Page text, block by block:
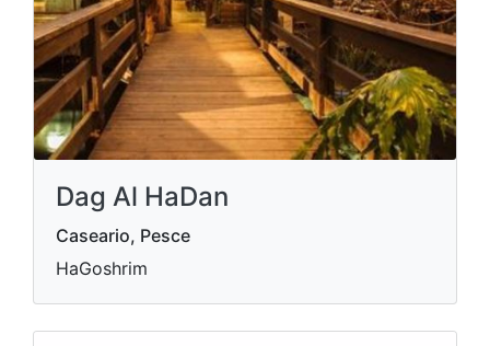
Dag Al HaDan
Caseario, Pesce
HaGoshrim